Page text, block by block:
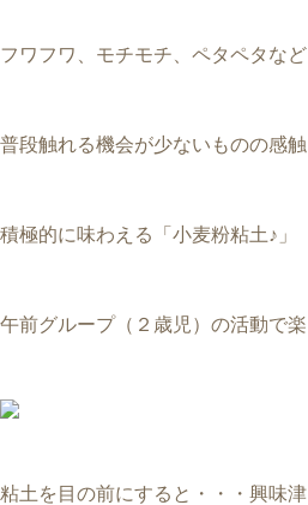
フワフワ、モチモチ、ペタペタなど
普段触れる機会が少ないものの感触
積極的に味わえる「小麦粉粘土♪」
午前グループ（２歳児）の活動で
粘土を目の前にすると・・・興味